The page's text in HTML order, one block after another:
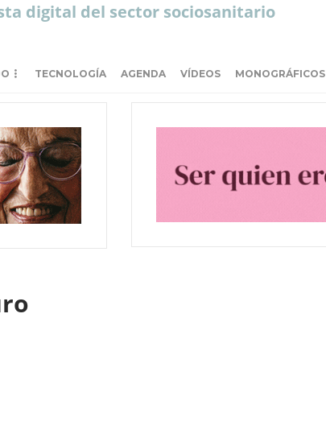
digital del sector sociosanitario
TECNOLOGÍA AGENDA VÍDEOS MONOGRÁFICOS